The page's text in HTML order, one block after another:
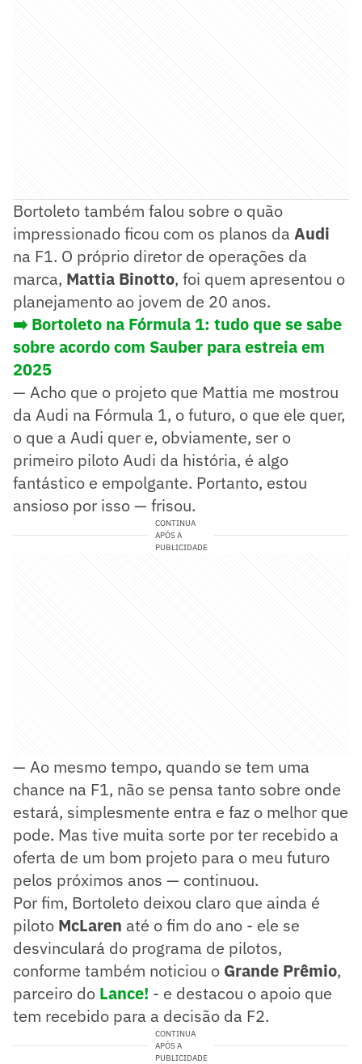
Bortoleto também falou sobre o quão
impressionado ficou com os planos da Audi
na F1. O próprio diretor de operações da
marca, Mattia Binotto, foi quem apresentou o
planejamento ao jovem de 20 anos.
➡️ Bortoleto na Fórmula 1: tudo que se sabe
sobre acordo com Sauber para estreia em
2025
— Acho que o projeto que Mattia me mostrou
da Audi na Fórmula 1, o futuro, o que ele quer,
o que a Audi quer e, obviamente, ser o
primeiro piloto Audi da história, é algo
fantástico e empolgante. Portanto, estou
ansioso por isso — frisou.
CONTINUA
APÓS A
PUBLICIDADE
— Ao mesmo tempo, quando se tem uma
chance na F1, não se pensa tanto sobre onde
estará, simplesmente entra e faz o melhor que
pode. Mas tive muita sorte por ter recebido a
oferta de um bom projeto para o meu futuro
pelos próximos anos — continuou.
Por fim, Bortoleto deixou claro que ainda é
piloto McLaren até o fim do ano - ele se
desvinculará do programa de pilotos,
conforme também noticiou o Grande Prêmio,
parceiro do Lance! - e destacou o apoio que
tem recebido para a decisão da F2.
CONTINUA
APÓS A
PUBLICIDADE